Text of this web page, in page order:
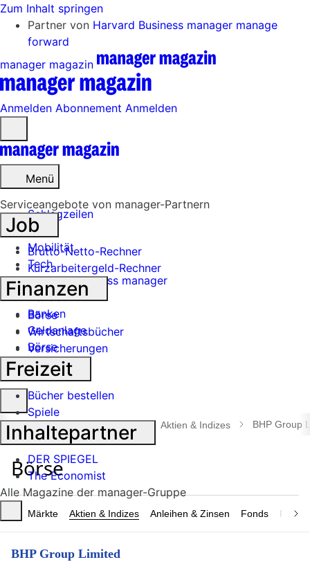
Zum Inhalt springen
Partner von Harvard Business manager manage
forward
manager magazin
Anmelden Abonnement Anmelden
öffnen
Menü
Schlagzeilen
Mobilität
Tech
Harvard Business manager
Handel
Banken
Geldanlage
Börse
Industrie
Suche
öffnen
manager magazin Börse Aktien & Indizes BHP Group
Märkte Aktien & Indizes Anleihen & Zinsen Fonds
BHP Group Limited
Serviceangebote von manager-Partnern
Job
Brutto-Netto-Rechner
Kurzarbeitergeld-Rechner
Finanzen
Börse
Wirtschaftsbücher
Versicherungen
Freizeit
Bücher bestellen
Spiele
Inhaltepartner
DER SPIEGEL
The Economist
Alle Magazine der manager-Gruppe